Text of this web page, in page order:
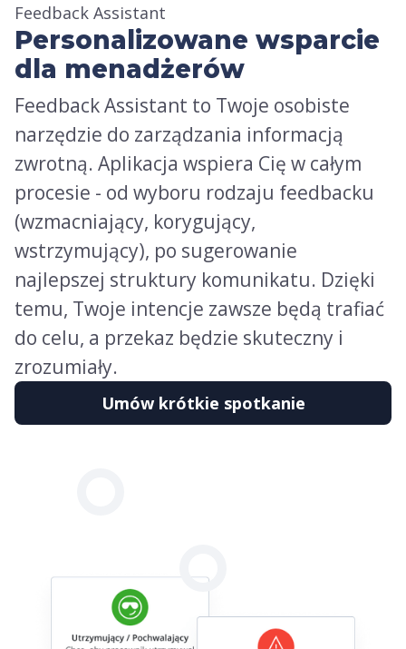
Feedback Assistant
Personalizowane wsparcie
dla menadżerów
Feedback Assistant to Twoje osobiste
narzędzie do zarządzania informacją
zwrotną. Aplikacja wspiera Cię w całym
procesie - od wyboru rodzaju feedbacku
(wzmacniający, korygujący,
wstrzymujący), po sugerowanie
najlepszej struktury komunikatu. Dzięki
temu, Twoje intencje zawsze będą trafiać
do celu, a przekaz będzie skuteczny i
zrozumiały.
Umów krótkie spotkanie